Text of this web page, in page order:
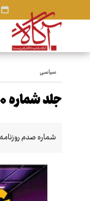
سیاسی
جلد شماره ۱۰۰ روزنامه آگاه
شماره صدم